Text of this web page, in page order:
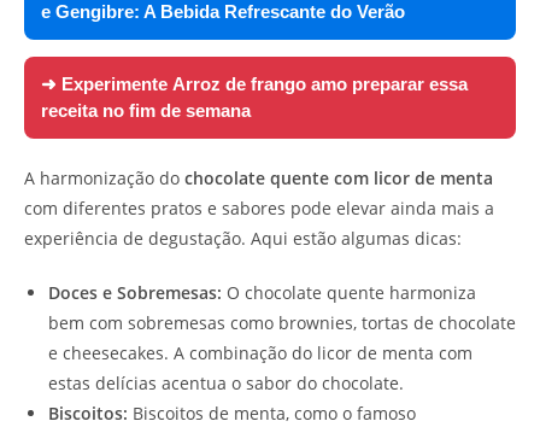
e Gengibre: A Bebida Refrescante do Verão
➜ Experimente Arroz de frango amo preparar essa
receita no fim de semana
A harmonização do chocolate quente com licor de menta
com diferentes pratos e sabores pode elevar ainda mais a
experiência de degustação. Aqui estão algumas dicas:
Doces e Sobremesas: O chocolate quente harmoniza
bem com sobremesas como brownies, tortas de chocolate
e cheesecakes. A combinação do licor de menta com
estas delícias acentua o sabor do chocolate.
Biscoitos: Biscoitos de menta, como o famoso